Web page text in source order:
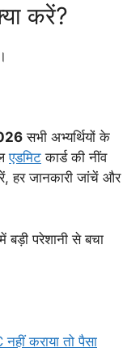
करें?
सभी अभ्यर्थियों के
एडमिट कार्ड की नींव
हर जानकारी जांचें और
बड़ी परेशानी से बचा
कराया तो पैसा